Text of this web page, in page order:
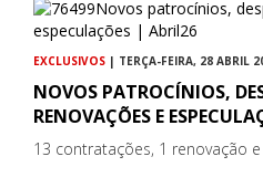
EXCLUSIVOS | TERÇA-FEIRA, 28 ABRIL
NOVOS PATROCÍNIOS,
RENOVAÇÕES E
13 contratações, 1 renovação